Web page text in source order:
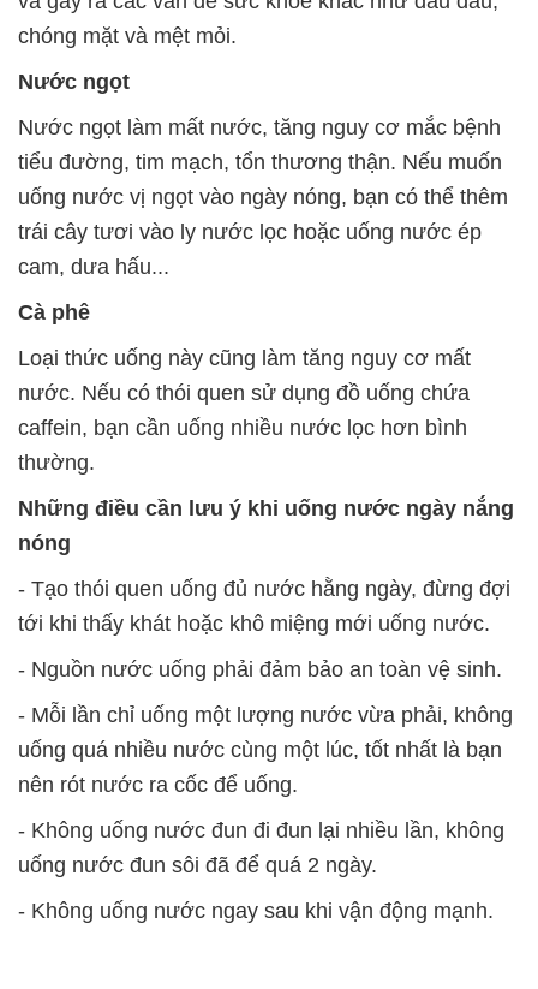
chóng mặt và mệt mỏi.
Nước ngọt
Nước ngọt làm mất nước, tăng nguy cơ mắc bệnh
tiểu đường, tim mạch, tổn thương thận. Nếu muốn
uống nước vị ngọt vào ngày nóng, bạn có thể thêm
trái cây tươi vào ly nước lọc hoặc uống nước ép
cam, dưa hấu...
Cà phê
Loại thức uống này cũng làm tăng nguy cơ mất
nước. Nếu có thói quen sử dụng đồ uống chứa
caffein, bạn cần uống nhiều nước lọc hơn bình
thường.
Những điều cần lưu ý khi uống nước ngày nắng
nóng
- Tạo thói quen uống đủ nước hằng ngày, đừng đợi
tới khi thấy khát hoặc khô miệng mới uống nước.
- Nguồn nước uống phải đảm bảo an toàn vệ sinh.
- Mỗi lần chỉ uống một lượng nước vừa phải, không
uống quá nhiều nước cùng một lúc, tốt nhất là bạn
nên rót nước ra cốc để uống.
- Không uống nước đun đi đun lại nhiều lần, không
uống nước đun sôi đã để quá 2 ngày.
- Không uống nước ngay sau khi vận động mạnh.